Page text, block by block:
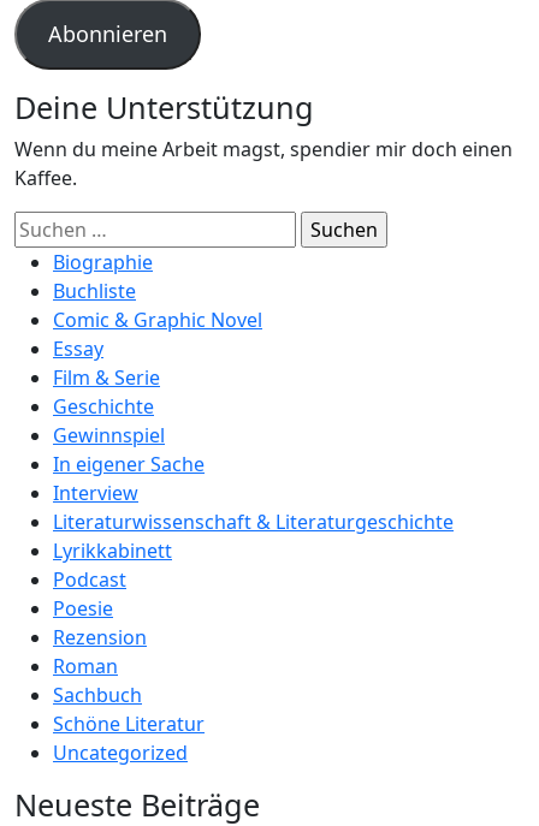
Adresse
Abonnieren
Deine Unterstützung
Wenn du meine Arbeit magst, spendier mir doch einen
Kaffee.
Suchen
nach:Biographie
Buchliste
Comic & Graphic Novel
Essay
Film & Serie
Geschichte
Gewinnspiel
In eigener Sache
Interview
Literaturwissenschaft & Literaturgeschichte
Lyrikkabinett
Podcast
Poesie
Rezension
Roman
Sachbuch
Schöne Literatur
Uncategorized
Neueste Beiträge